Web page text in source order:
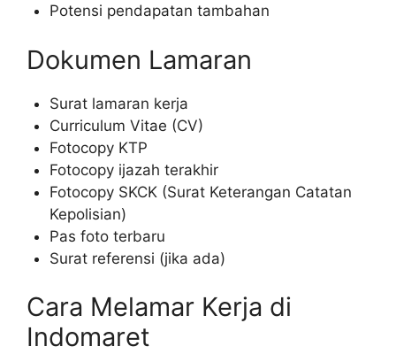
Potensi pendapatan tambahan
Dokumen Lamaran
Surat lamaran kerja
Curriculum Vitae (CV)
Fotocopy KTP
Fotocopy ijazah terakhir
Fotocopy SKCK (Surat Keterangan Catatan
Kepolisian)
Pas foto terbaru
Surat referensi (jika ada)
Cara Melamar Kerja di
Indomaret